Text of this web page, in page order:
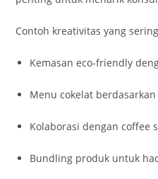
Contoh kreativitas yang
Kemasan eco-friendly
Menu cokelat
Kolaborasi dengan coffee
Bundling produk untuk